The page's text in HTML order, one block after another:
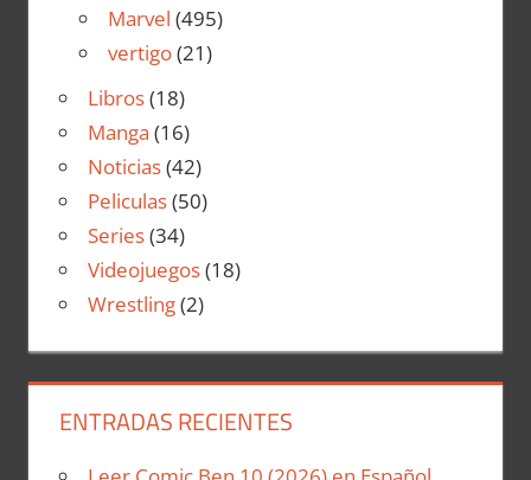
Marvel (495)
vertigo(21)
Libros(18)
Manga (16)
Noticias(42)
Peliculas(50)
Series(34)
Videojuegos(18)
Wrestling(2)
ENTRADAS RECIENTES